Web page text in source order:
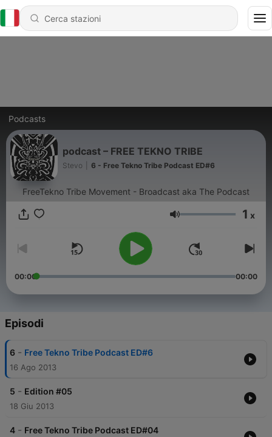
Podcasts
podcast – FREE TEKNO TRIBE
Stevo 6 - Free Tekno Tribe Podcast ED#6
FreeTekno Tribe Movement - Broadcast aka The Podcast
Volume 1 x
00:00 00:00
Episodi
6 - Free Tekno Tribe Podcast ED#6
16 Ago 2013
5 - Edition #05
18 Giu 2013
4 - Free Tekno Tribe Podcast ED#04